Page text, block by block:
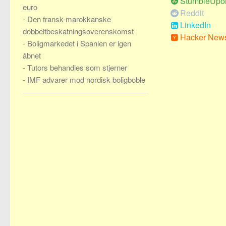
Reddit
LinkedIn
Hacker
euro
- Den fransk-marokkanske
dobbeltbeskatningsoverenskomst
- Boligmarkedet i Spanien er igen
åbnet
-Tutors behandles som stjerner
- IMF advarer mod nordisk boligboble